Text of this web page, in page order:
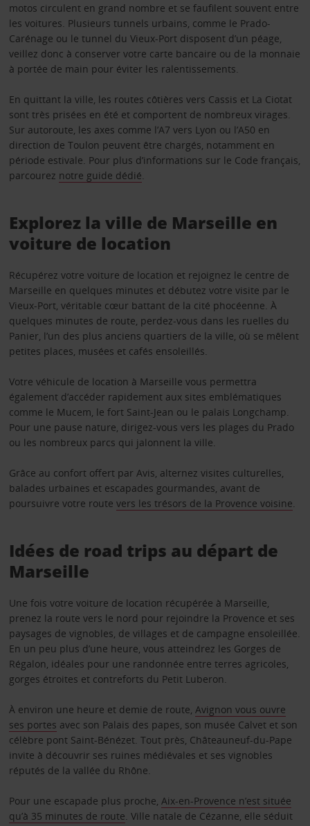
motos circulent en grand nombre et se faufilent souvent entre
les voitures. Plusieurs tunnels urbains, comme le Prado-
Carénage ou le tunnel du Vieux-Port disposent d’un péage,
veillez donc à conserver votre carte bancaire ou de la monnaie
à portée de main pour éviter les ralentissements.
En quittant la ville, les routes côtières vers Cassis et La Ciotat
sont très prisées en été et comportent de nombreux virages.
Sur autoroute, les axes comme l’A7 vers Lyon ou l’A50 en
direction de Toulon peuvent être chargés, notamment en
période estivale. Pour plus d’informations sur le Code français,
parcourez notre guide dédié
Explorez la ville de Marseille en
voiture de location
Récupérez votre voiture de location et rejoignez le centre de
Marseille en quelques minutes et débutez votre visite par le
Vieux-Port, véritable cœur battant de la cité phocéenne. À
quelques minutes de route, perdez-vous dans les ruelles du
Panier, l’un des plus anciens quartiers de la ville, où se mêlent
petites places, musées et cafés ensoleillés.
Votre véhicule de location à Marseille vous permettra
également d’accéder rapidement aux sites emblématiques
comme le Mucem, le fort Saint-Jean ou le palais Longchamp.
Pour une pause nature, dirigez-vous vers les plages du Prado
ou les nombreux parcs qui jalonnent la ville.
Grâce au confort offert par Avis, alternez visites culturelles,
balades urbaines et escapades gourmandes, avant de
poursuivre votre route vers les trésors de la Provence voisine
Idées de road trips au départ de
Marseille
Une fois votre voiture de location récupérée à Marseille,
prenez la route vers le nord pour rejoindre la Provence et ses
paysages de vignobles, de villages et de campagne ensoleillée.
En un peu plus d’une heure, vous atteindrez les Gorges de
Régalon, idéales pour une randonnée entre terres agricoles,
gorges étroites et contreforts du Petit Luberon.
À environ une heure et demie de route, Avignon vous ouvre
ses portes avec son Palais des papes, son musée Calvet et son
célèbre pont Saint-Bénézet. Tout près, Châteauneuf-du-Pape
invite à découvrir ses ruines médiévales et ses vignobles
réputés de la vallée du Rhône.
Pour une escapade plus proche, Aix-en-Provence n’est située
qu’à 35 minutes de route . Ville natale de Cézanne, elle séduit